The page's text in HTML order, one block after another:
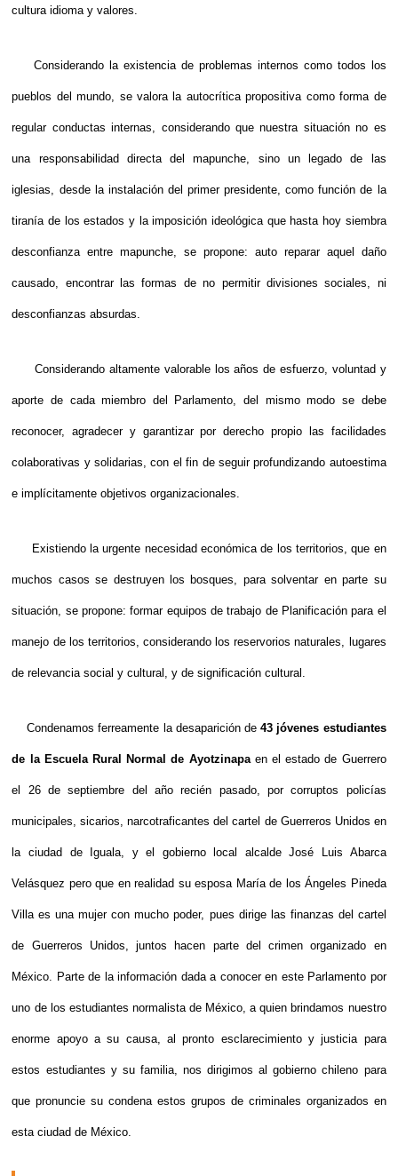
cultura idioma y valores.
Considerando la existencia de problemas internos como todos los
pueblos del mundo, se valora la autocrítica propositiva como forma de
regular conductas internas, considerando que nuestra situación no es
una responsabilidad directa del mapunche, sino un legado de las
iglesias, desde la instalación del primer presidente, como función de la
tiranía de los estados y la imposición ideológica que hasta hoy siembra
desconfianza entre mapunche, se propone: auto reparar aquel daño
causado, encontrar las formas de no permitir divisiones sociales, ni
desconfianzas absurdas.
Considerando altamente valorable los años de esfuerzo, voluntad y
aporte de cada miembro del Parlamento, del mismo modo se debe
reconocer, agradecer y garantizar por derecho propio las facilidades
colaborativas y solidarias, con el fin de seguir profundizando autoestima
e implícitamente objetivos organizacionales.
Existiendo la urgente necesidad económica de los territorios, que en
muchos casos se destruyen los bosques, para solventar en parte su
situación, se propone: formar equipos de trabajo de Planificación para el
manejo de los territorios, considerando los reservorios naturales, lugares
de relevancia social y cultural, y de significación cultural.
Condenamos ferreamente la desaparición de43 jóvenes estudiantes
de la Escuela Rural Normal de Ayotzinapaen el estado de Guerrero
el 26 de septiembre del año recién pasado, por corruptos policías
municipales, sicarios,narcotraficantes del cartel de Guerreros Unidos en
la ciudad de Iguala, y el gobierno local alcalde José Luis Abarca
Velásquez pero que en realidad su esposa María de los Ángeles Pineda
Villa es una mujer con mucho poder, pues dirige las finanzas del cartel
de Guerreros Unidos, juntos hacen parte del crimen organizado en
México. Parte de la información dada a conocer en este Parlamento por
uno de los estudiantes normalista de México, a quien brindamos nuestro
enorme apoyo a su causa, al pronto esclarecimiento y justicia para
estos estudiantes y su familia, nos dirigimos al gobierno chileno para
que pronuncie su condena estos grupos de criminales organizados en
esta ciudad de México.